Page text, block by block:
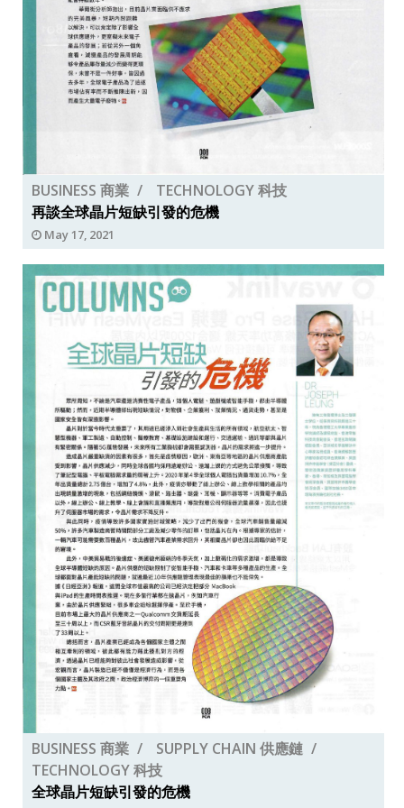
BUSINESS 商業
TECHNOLOGY 科技
再談全球晶片短缺引發的危機
May 17, 2021
BUSINESS 商業
SUPPLY CHAIN 供應鏈
TECHNOLOGY 科技
全球晶片短缺引發的危機